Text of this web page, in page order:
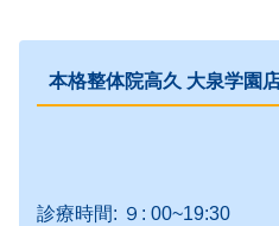
本格整体院高久 大泉学園
診療時間: ９: 00~19:30